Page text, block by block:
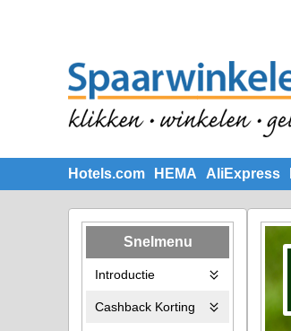
Hotels.com HEMA AliExpress
Snelmenu
Introductie
Cashback Korting